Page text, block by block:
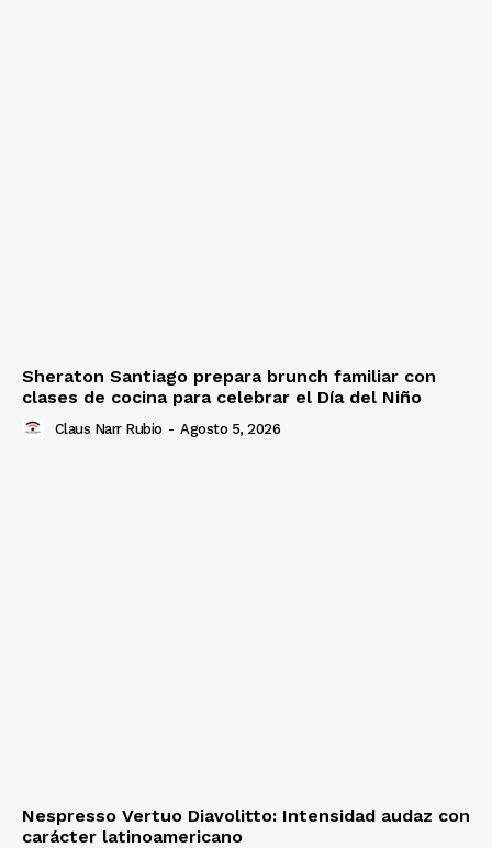
Sheraton Santiago prepara brunch familiar con
clases de cocina para celebrar el Día del Niño
Claus Narr Rubio - Agosto 5, 2026
Nespresso Vertuo Diavolitto: Intensidad audaz con
carácter latinoamericano